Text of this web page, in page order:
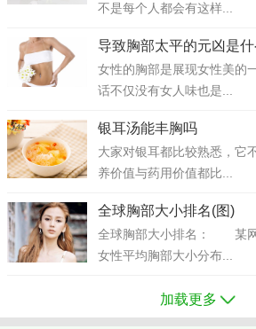
不是每个人都会有这样...
导致胸部太平的元凶是什
女性的胸部是展现女性美的
话不仅没有女人味也是...
银耳汤能丰胸吗
大家对银耳都比较熟悉，它
养价值与药用价值都比...
全球胸部大小排名(图)
全球胸部大小排名： 某网
女性平均胸部大小分布...
加载更多